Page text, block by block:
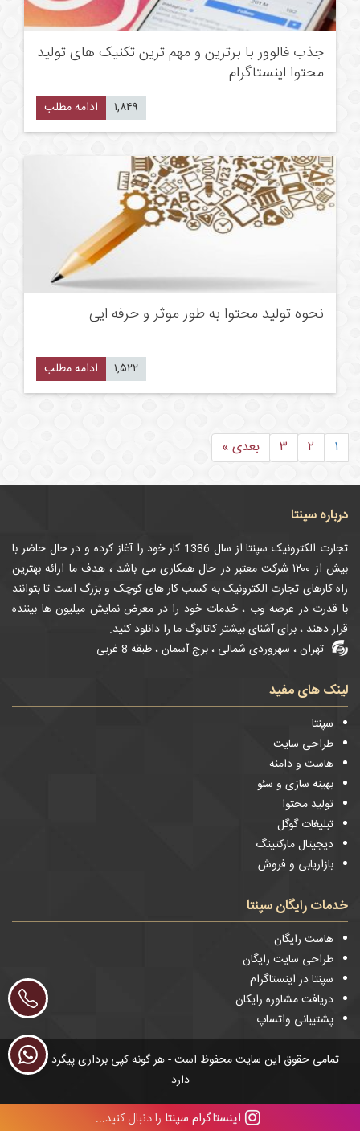
جذب فالوور با برترین و مهم ترین تکنیک های تولید
محتوا اینستاگرام
ادامه مطلب ۱,۸۴۹
نحوه تولید محتوا به طور موثر و حرفه ایی
ادامه مطلب ۱,۵۲۲
۱ ۲ ۳ بعدی »
درباره سپنتا
تجارت الکترونیک سپنتا از سال 1386 کار خود را آغاز کرده و در حال حاضر با
بیش از ۱۲۰۰ شرکت معتبر در حال همکاری می باشد ، هدف ما ارائه بهترین
راه کارهای تجارت الکترونیک به کسب کار های کوچک و بزرگ است تا بتوانند
با قدرت در عرصه وب ، خدمات خود را در معرض نمایش میلیون ها بیننده
قرار دهند ، برای آشنای بیشتر کاتالوگ ما را دانلود کنید.
تهران ، سهروردی شمالی ، برج آسمان ، طبقه 8 غربی
لینک های مفید
سپنتا
طراحی سایت
هاست و دامنه
بهینه سازی و سئو
تولید محتوا
تبلیغات گوگل
دیجیتال مارکتینگ
بازاریابی و فروش
خدمات رایگان سپنتا
هاست رایگان
طراحی سایت رایگان
سپنتا در اینستاگرام
دریافت مشاوره رایکان
پشتیبانی واتساپ
تمامی حقوق این سایت محفوظ است - هر گونه کپی برداری پیگرد قانونی
دارد
اینستاگرام سپنتا را دنبال کنید...